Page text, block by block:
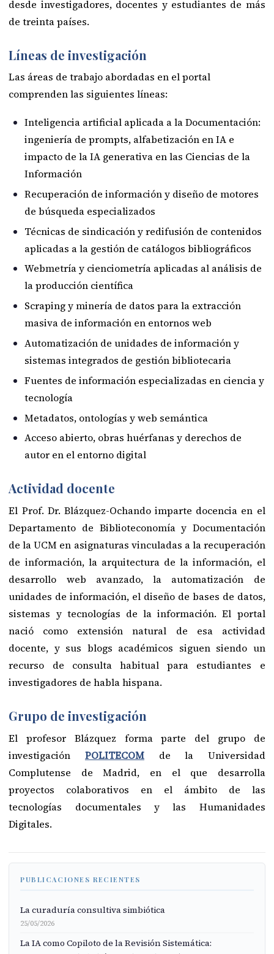
desde investigadores, docentes y estudiantes de más
de treinta países.
Líneas de investigación
Las áreas de trabajo abordadas en el portal
comprenden las siguientes líneas:
Inteligencia artificial aplicada a la Documentación:
ingeniería de prompts, alfabetización en IA e
impacto de la IA generativa en las Ciencias de la
Información
Recuperación de información y diseño de motores
de búsqueda especializados
Técnicas de sindicación y redifusión de contenidos
aplicadas a la gestión de catálogos bibliográficos
Webmetría y cienciometría aplicadas al análisis de
la producción científica
Scraping y minería de datos para la extracción
masiva de información en entornos web
Automatización de unidades de información y
sistemas integrados de gestión bibliotecaria
Fuentes de información especializadas en ciencia y
tecnología
Metadatos, ontologías y web semántica
Acceso abierto, obras huérfanas y derechos de
autor en el entorno digital
Actividad docente
El Prof. Dr. Blázquez-Ochando imparte docencia en el
Departamento de Biblioteconomía y Documentación
de la UCM en asignaturas vinculadas a la recuperación
de información, la arquitectura de la información, el
desarrollo web avanzado, la automatización de
unidades de información, el diseño de bases de datos,
sistemas y tecnologías de la información. El portal
nació como extensión natural de esa actividad
docente, y sus blogs académicos siguen siendo un
recurso de consulta habitual para estudiantes e
investigadores de habla hispana.
Grupo de investigación
El profesor Blázquez forma parte del grupo de
investigación POLITECOMde la Universidad
Complutense de Madrid, en el que desarrolla
proyectos colaborativos en el ámbito de las
tecnologías documentales y las Humanidades
Digitales.
PUBLICACIONES RECIENTES
La curaduría consultiva simbiótica
25/05/2026
La IA como Copiloto de la Revisión Sistemática: